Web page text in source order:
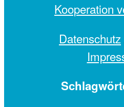
Kooperation
Datenschutz